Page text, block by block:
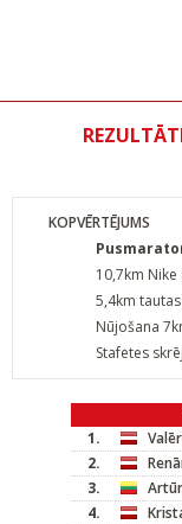
KOPVĒRTĒJUMS
10,7km Nike
5,4km
Nūjošana
Stafetes
1.
2.
3.
4.